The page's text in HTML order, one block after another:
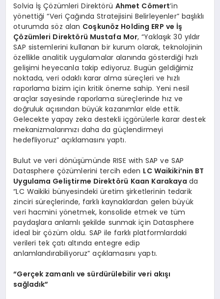
Solvia İş Çözümleri Direktörü Ahmet Cömert’in
yönettiği “Veri Çağında Stratejisini Belirleyenler” başlıklı
oturumda söz alan Coşkunöz Holding ERP ve İş
Çözümleri Direktörü Mustafa Mor, “Yaklaşık 30 yıldır
SAP sistemlerini kullanan bir kurum olarak, teknolojinin
özellikle analitik uygulamalar alanında gösterdiği hızlı
gelişimi heyecanla takip ediyoruz. Bugün geldiğimiz
noktada, veri odaklı karar alma süreçleri ve hızlı
raporlama bizim için kritik öneme sahip. Yeni nesil
araçlar sayesinde raporlama süreçlerinde hız ve
doğruluk açısından büyük kazanımlar elde ettik.
Gelecekte yapay zeka destekli içgörülerle karar destek
mekanizmalarımızı daha da güçlendirmeyi
hedefliyoruz” açıklamasını yaptı.
Bulut ve veri dönüşümünde RISE with SAP ve SAP
Datasphere çözümlerini tercih eden LC Waikiki’nin BT
Uygulama Geliştirme Direktörü Kaan Karakaya da
“LC Waikiki bünyesindeki üretim şirketlerinin tedarik
zinciri süreçlerinde, farklı kaynaklardan gelen büyük
veri hacmini yönetmek, konsolide etmek ve tüm
paydaşlara anlamlı şekilde sunmak için Datasphere
ideal bir çözüm oldu. SAP ile farklı platformlardaki
verileri tek çatı altında entegre edip
anlamlandırabiliyoruz” açıklamasını yaptı.
“Gerçek zamanlı ve sürdürülebilir veri akışı
sağladık”